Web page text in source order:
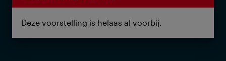
Deze voorstelling is helaas al voorbij.